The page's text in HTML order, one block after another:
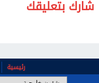
المرحلة الحالية بأمان.
شارك بتعليقك
رئيسية